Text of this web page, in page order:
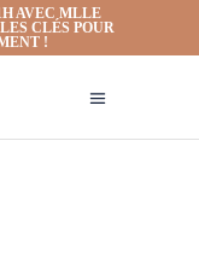
AVEC MLLE
CLÉS POUR
!